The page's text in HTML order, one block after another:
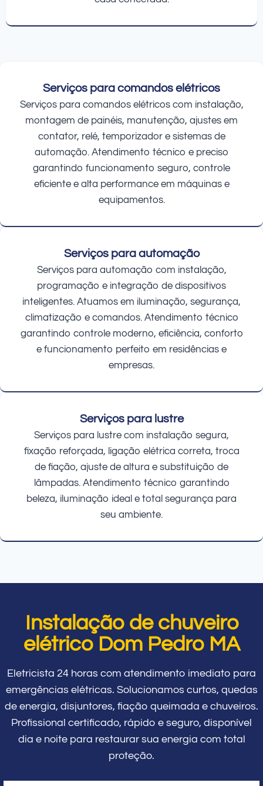
Serviços para comandos elétricos
Serviços para comandos elétricos com instalação,
montagem de painéis, manutenção, ajustes em
contator, relé, temporizador e sistemas de
automação. Atendimento técnico e preciso
garantindo funcionamento seguro, controle
eficiente e alta performance em máquinas e
equipamentos.
Serviços para automação
Serviços para automação com instalação,
programação e integração de dispositivos
inteligentes. Atuamos em iluminação, segurança,
climatização e comandos. Atendimento técnico
garantindo controle moderno, eficiência, conforto
e funcionamento perfeito em residências e
empresas.
Serviços para lustre
Serviços para lustre com instalação segura,
fixação reforçada, ligação elétrica correta, troca
de fiação, ajuste de altura e substituição de
lâmpadas. Atendimento técnico garantindo
beleza, iluminação ideal e total segurança para
seu ambiente.
Instalação de chuveiro
elétrico Dom Pedro MA
Eletricista 24 horas com atendimento imediato para
emergências elétricas. Solucionamos curtos, quedas
de energia, disjuntores, fiação queimada e chuveiros.
Profissional certificado, rápido e seguro, disponível
dia e noite para restaurar sua energia com total
proteção.